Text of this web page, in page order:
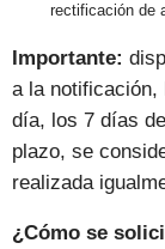
rectificación de
Importante:
a la notificación,
día, los 7 días
plazo, se
realizada
¿Cómo se